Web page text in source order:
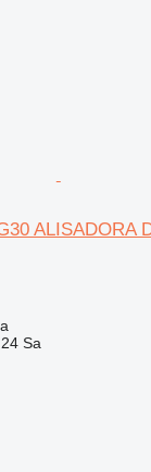
ALISADORA
Sa